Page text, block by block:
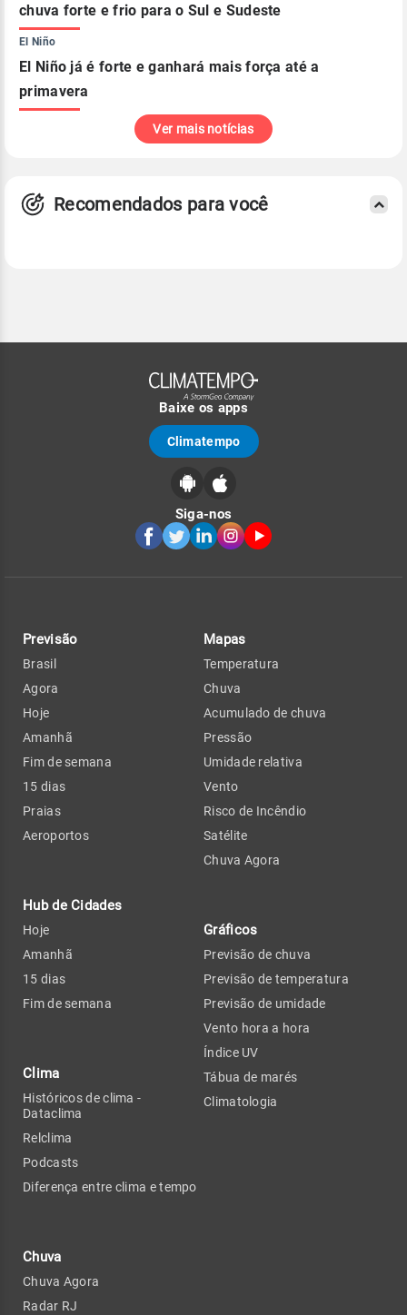
chuva forte e frio para o Sul e Sudeste
El Niño
El Niño já é forte e ganhará mais força até a
primavera
Ver mais notícias
Recomendados para você
Baixe os apps
Climatempo
Siga-nos
Previsão
Brasil
Agora
Hoje
Amanhã
Fim de semana
15 dias
Praias
Aeroportos
Hub de Cidades
Hoje
Amanhã
15 dias
Fim de semana
Clima
Históricos de clima -
Dataclima
Relclima
Podcasts
Diferença entre clima e tempo
Chuva
Chuva Agora
Radar RJ
Mapas
Temperatura
Chuva
Acumulado de chuva
Pressão
Umidade relativa
Vento
Risco de Incêndio
Satélite
Chuva Agora
Gráficos
Previsão de chuva
Previsão de temperatura
Previsão de umidade
Vento hora a hora
Índice UV
Tábua de marés
Climatologia